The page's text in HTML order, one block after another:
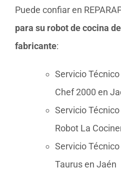
Puede confiar en
para su robot de cocina
fabricante:
Servicio
Chef 2000 en
Servicio
Robot La
Servicio
Taurus en Jaén